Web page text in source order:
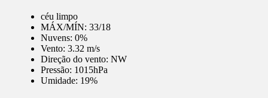
céu limpo
MÁX/MÍN: 33/18
Nuvens: 0%
Vento: 3.32 m/s
Direção do vento: NW
Pressão: 1015hPa
Umidade: 19%